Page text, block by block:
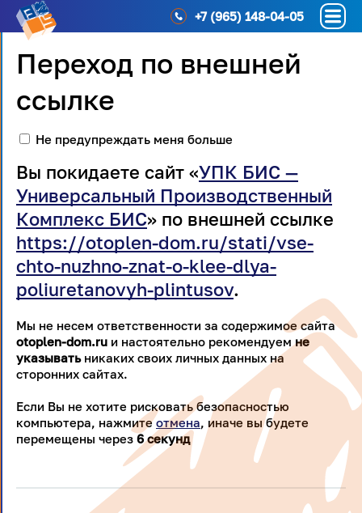
+7 (965) 148-04-05
Переход по внешней
ссылке
Не предупреждать меня больше
Вы покидаете сайт «УПК БИС —
Универсальный Производственный
Комплекс БИС» по внешней ссылке
https://otoplen-dom.ru/stati/vse-
chto-nuzhno-znat-o-klee-dlya-
poliuretanovyh-plintusov.
Мы не несем ответственности за содержимое сайта
otoplen-dom.ru и настоятельно рекомендуемне
указыватьникаких своих личных данных на
сторонних сайтах.
Если Вы не хотите рисковать безопасностью
компьютера, нажмитеотмена, иначе вы будете
перемещены через 5секунд